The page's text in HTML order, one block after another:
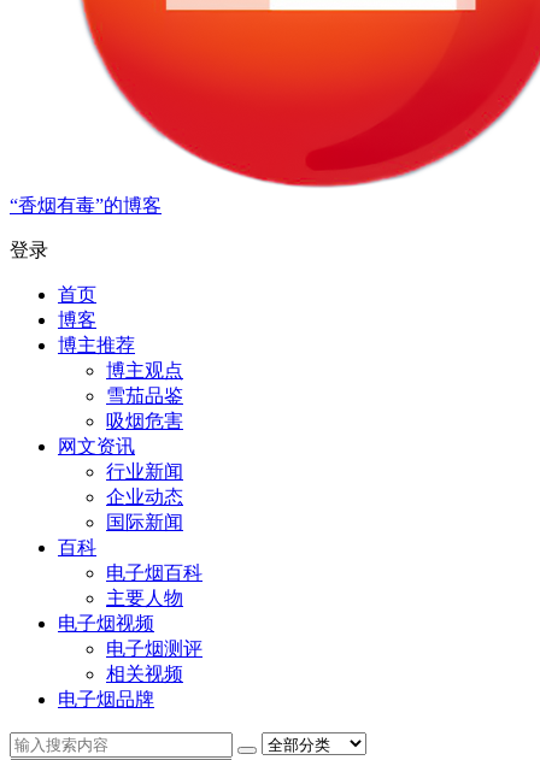
“香烟有毒”的博客
登录
首页
博客
博主推荐
博主观点
雪茄品鉴
吸烟危害
网文资讯
行业新闻
企业动态
国际新闻
百科
电子烟百科
主要人物
电子烟视频
电子烟测评
相关视频
电子烟品牌